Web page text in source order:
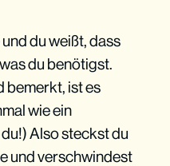
du weißt, dass
du benötigst.
bemerkt, ist es
wie ein
Also steckst du
und verschwindest